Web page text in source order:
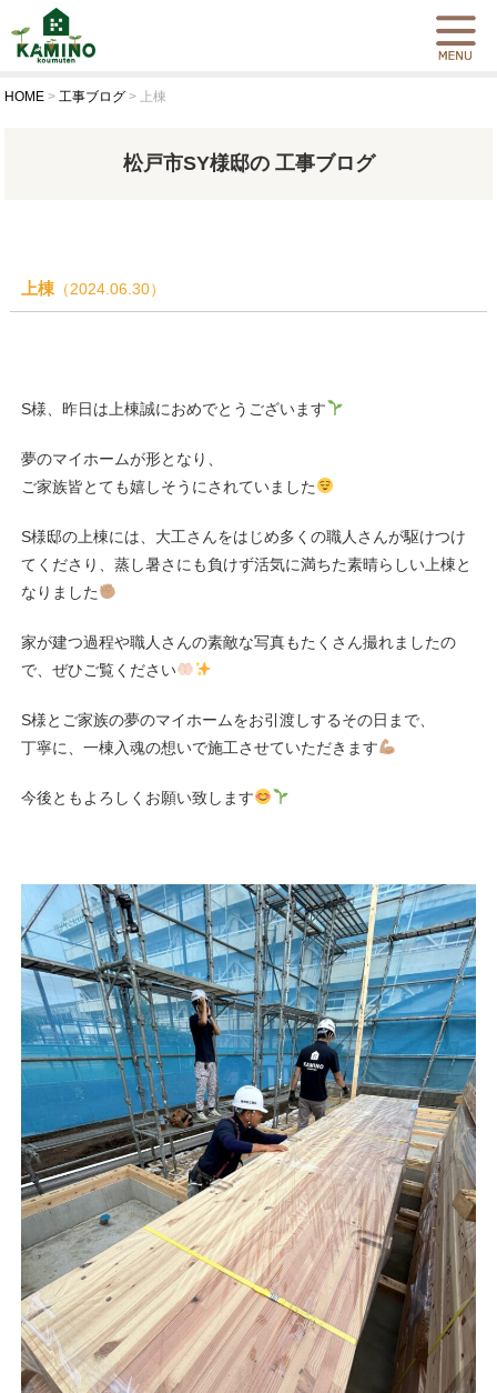
HOME >工事ブログ > 上棟
松戸市SY様邸の 工事ブログ
上棟（2024.06.30）
S様、昨日は上棟誠におめでとうございます
夢のマイホームが形となり、
ご家族皆とても嬉しそうにされていました
S様邸の上棟には、大工さんをはじめ多くの職人さんが駆けつけ
てくださり、蒸し暑さにも負けず活気に満ちた素晴らしい上棟と
なりました
家が建つ過程や職人さんの素敵な写真もたくさん撮れましたの
で、ぜひご覧ください
S様とご家族の夢のマイホームをお引渡しするその日まで、
丁寧に、一棟入魂の想いで施工させていただきます
今後ともよろしくお願い致します